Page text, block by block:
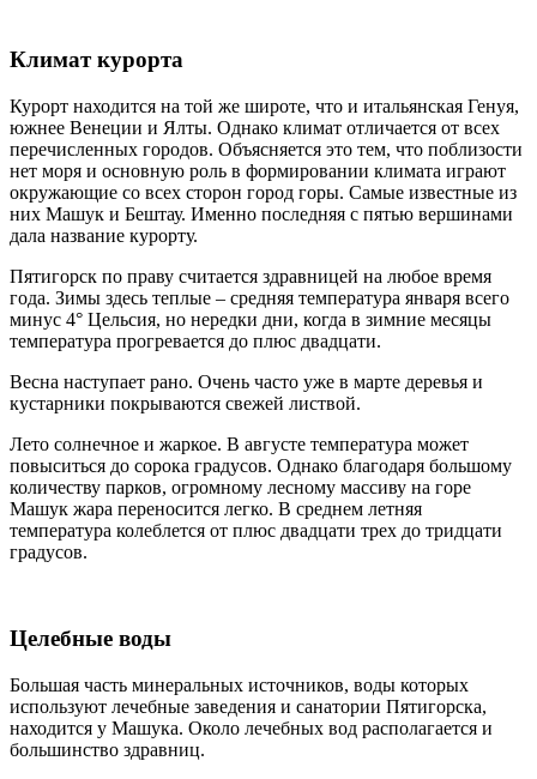
Климат курорта
Курорт находится на той же широте, что и итальянская Генуя,
южнее Венеции и Ялты. Однако климат отличается от всех
перечисленных городов. Объясняется это тем, что поблизости
нет моря и основную роль в формировании климата играют
окружающие со всех сторон город горы. Самые известные из
них Машук и Бештау. Именно последняя с пятью вершинами
дала название курорту.
Пятигорск по праву считается здравницей на любое время
года. Зимы здесь теплые – средняя температура января всего
минус 4° Цельсия, но нередки дни, когда в зимние месяцы
температура прогревается до плюс двадцати.
Весна наступает рано. Очень часто уже в марте деревья и
кустарники покрываются свежей листвой.
Лето солнечное и жаркое. В августе температура может
повыситься до сорока градусов. Однако благодаря большому
количеству парков, огромному лесному массиву на горе
Машук жара переносится легко. В среднем летняя
температура колеблется от плюс двадцати трех до тридцати
градусов.
Целебные воды
Большая часть минеральных источников, воды которых
используют лечебные заведения и санатории Пятигорска,
находится у Машука. Около лечебных вод располагается и
большинство здравниц.